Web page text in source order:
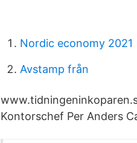
Nordic economy 2021
Avstamp från
Kontorschef Per Anders